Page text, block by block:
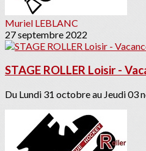
Muriel LEBLANC
27 septembre 2022
STAGE ROLLER Loisir -
Du Lundi 31 octobre au Jeudi 03